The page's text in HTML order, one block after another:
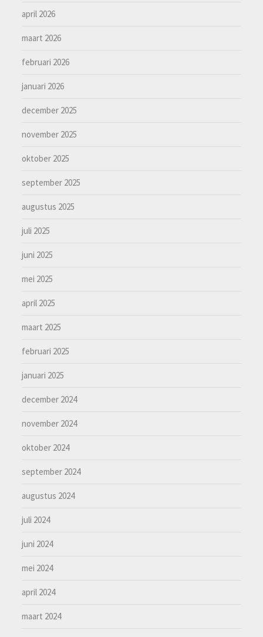
april 2026
maart 2026
februari 2026
januari 2026
december 2025
november 2025
oktober 2025
september 2025
augustus 2025
juli 2025
juni 2025
mei 2025
april 2025
maart 2025
februari 2025
januari 2025
december 2024
november 2024
oktober 2024
september 2024
augustus 2024
juli 2024
juni 2024
mei 2024
april 2024
maart 2024